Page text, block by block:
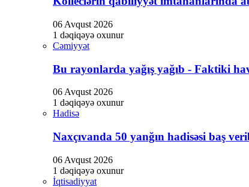
06 Avqust 2026
1 dəqiqəyə oxunur
Cəmiyyət
Bu rayonlarda yağış yağıb - Faktiki
06 Avqust 2026
1 dəqiqəyə oxunur
Hadisə
Naxçıvanda 50 yanğın hadisəsi baş
06 Avqust 2026
1 dəqiqəyə oxunur
İqtisadiyyat